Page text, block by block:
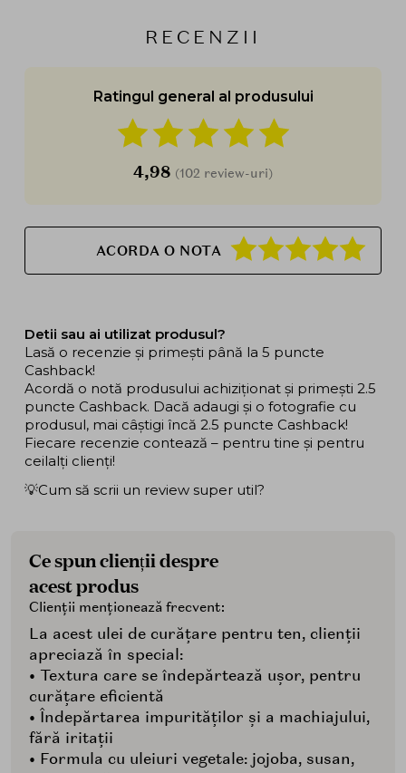
RECENZII
Ratingul general al produsului
4,98 (102 review-uri)
ACORDA O NOTA
Detii sau ai utilizat produsul?
Lasă o recenzie și primești până la 5 puncte
Cashback!
Acordă o notă produsului achiziționat și primești 2.5
puncte Cashback. Dacă adaugi și o fotografie cu
produsul, mai câștigi încă 2.5 puncte Cashback!
Fiecare recenzie contează – pentru tine și pentru
ceilalți clienți!
💡Cum să scrii un review super util?
Ce spun clienții despre
acest produs
Clienții menționează frecvent:
La acest ulei de curățare pentru ten, clienții
apreciază în special:
• Textura care se îndepărtează ușor, pentru
curățare eficientă
• Îndepărtarea impurităților și a machiajului,
fără iritații
• Formula cu uleiuri vegetale: jojoba, susan,